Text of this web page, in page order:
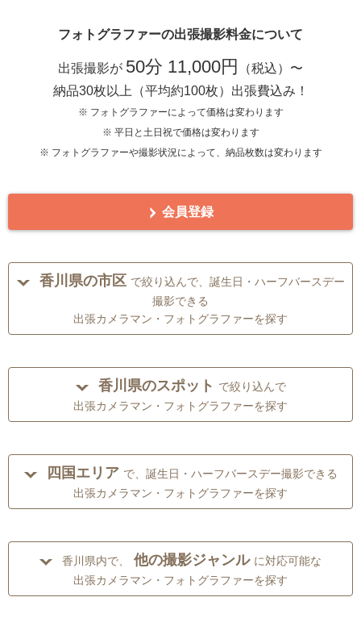
フォトグラファーの出張撮影料金について
出張撮影が 50分 11,000円
（税込）〜
納品30枚以上（平均約100枚）出張費込み！
※ フォトグラファーによって価格は変わります
※ 平日と土日祝で価格は変わります
※ フォトグラファーや撮影状況によって、納品枚数は変わります
会員登録
香川県の市区 で絞り込んで、誕生日・ハーフバースデー
撮影できる
出張カメラマン・フォトグラファーを探す
香川県のスポット で絞り込んで
出張カメラマン・フォトグラファーを探す
四国エリア で、誕生日・ハーフバースデー撮影できる
出張カメラマン・フォトグラファーを探す
香川県内で、 他の撮影ジャンル に対応可能な
出張カメラマン・フォトグラファーを探す